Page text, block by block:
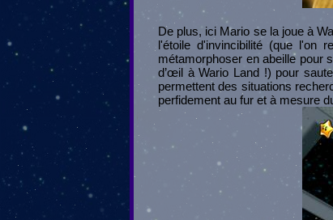
De plus, ici Mario se la joue à
l'étoile d'invincibilité (que l'on
métamorphoser en abeille pour
d’œil à Wario Land !) pour
permettent des situations
perfidement au fur et à mesure